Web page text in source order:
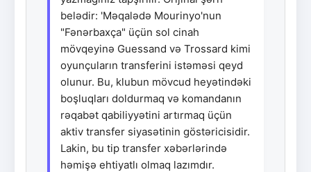
belədir: 'Məqalədə Mourinyo'nun
"Fənərbaxça" üçün sol cinah
mövqeyinə Guessand və Trossard kimi
oyunçuların transferini istəməsi qeyd
olunur. Bu, klubun mövcud heyətindəki
boşluqları doldurmaq və komandanın
rəqabət qabiliyyətini artırmaq üçün
aktiv transfer siyasətinin göstəricisidir.
Lakin, bu tip transfer xəbərlərində
həmişə ehtiyatlı olmaq lazımdır.